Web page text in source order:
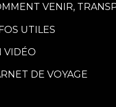
VENIR,
UTILES
VIDÉO
DE VOYAGE